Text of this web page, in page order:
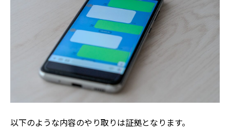
以下のような内容のやり取りは証拠となります。